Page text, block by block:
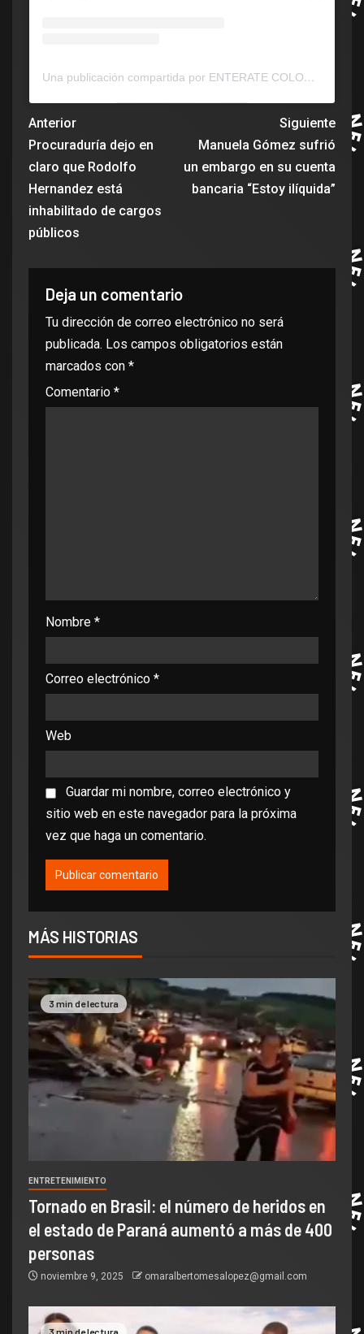
Una publicación compartida por ENTERATE COLOMBIA
Anterior
Procuraduría dejo en
claro que Rodolfo
Hernandez está
inhabilitado de cargos
públicos
Siguiente
Manuela Gómez sufrió
un embargo en su cuenta
bancaria “Estoy ilíquida”
Deja un comentario
Tu dirección de correo electrónico no será
publicada. Los campos obligatorios están
marcados con *
Comentario *
Nombre *
Correo electrónico *
Web
Guardar mi nombre, correo electrónico y
sitio web en este navegador para la próxima
vez que haga un comentario.
MÁS HISTORIAS
3 min de lectura
ENTRETENIMIENTO
Tornado en Brasil: el número de heridos en
el estado de Paraná aumentó a más de 400
personas
noviembre 9, 2025 omaralbertomesalopez@gmail.com
3 min de lectura